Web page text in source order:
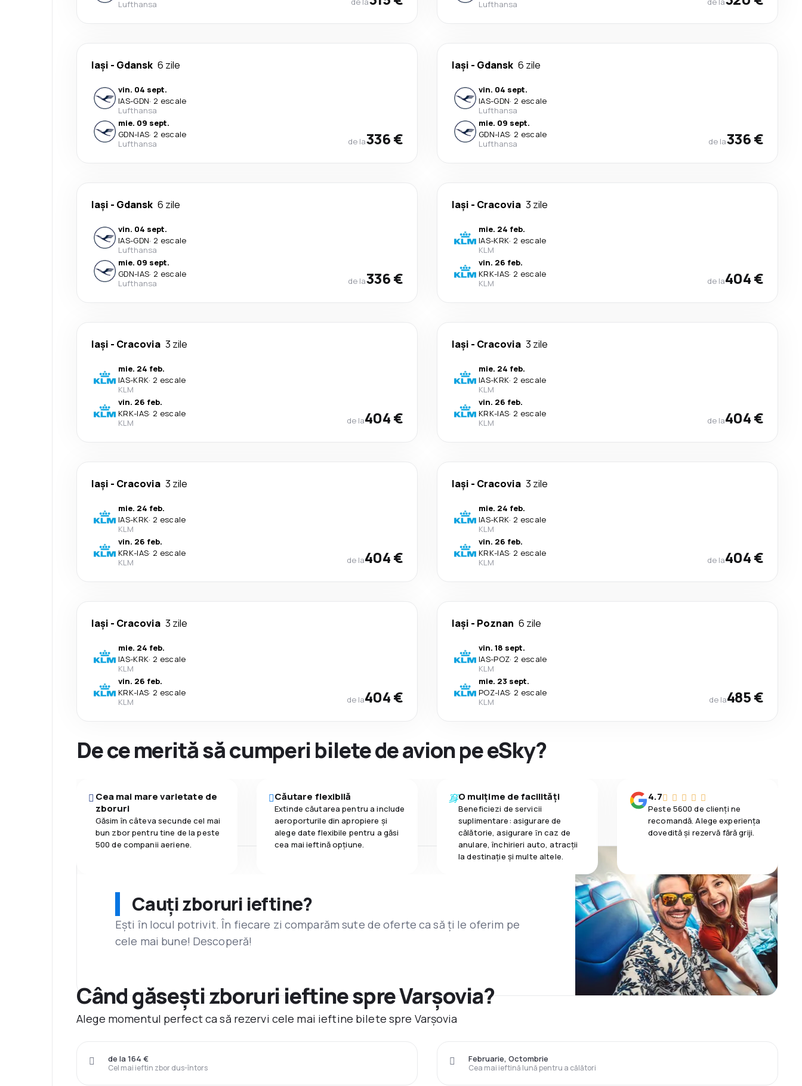
Lufthansa
Lufthansa
Iași - Gdansk 6 zile
vin. 04 sept.
IAS-GDN· 2 escale
Lufthansa
mie. 09 sept.
GDN-IAS· 2 escale
Lufthansa
de la336 €
Iași - Gdansk 6 zile
vin. 04 sept.
IAS-GDN· 2 escale
Lufthansa
mie. 09 sept.
GDN-IAS· 2 escale
Lufthansa
de la336 €
Iași - Gdansk 6 zile
vin. 04 sept.
IAS-GDN· 2 escale
Lufthansa
mie. 09 sept.
GDN-IAS· 2 escale
Lufthansa
de la336 €
Iași - Cracovia 3 zile
mie. 24 feb.
IAS-KRK· 2 escale
KLM
vin. 26 feb.
KRK-IAS· 2 escale
KLM
de la404 €
Iași - Cracovia 3 zile
mie. 24 feb.
IAS-KRK· 2 escale
KLM
vin. 26 feb.
KRK-IAS· 2 escale
KLM
de la404 €
Iași - Cracovia 3 zile
mie. 24 feb.
IAS-KRK· 2 escale
KLM
vin. 26 feb.
KRK-IAS· 2 escale
KLM
de la404 €
Iași - Cracovia 3 zile
mie. 24 feb.
IAS-KRK· 2 escale
KLM
vin. 26 feb.
KRK-IAS· 2 escale
KLM
de la404 €
Iași - Cracovia 3 zile
mie. 24 feb.
IAS-KRK· 2 escale
KLM
vin. 26 feb.
KRK-IAS· 2 escale
KLM
de la404 €
Iași - Cracovia 3 zile
mie. 24 feb.
IAS-KRK· 2 escale
KLM
vin. 26 feb.
KRK-IAS· 2 escale
KLM
de la404 €
Iași - Poznan 6 zile
vin. 18 sept.
IAS-POZ· 2 escale
KLM
mie. 23 sept.
POZ-IAS· 2 escale
KLM
de la485 €
De ce merită să cumperi bilete de avion pe eSky?
Cea mai mare varietate de
zboruri
Găsim în câteva secunde cel mai
bun zbor pentru tine de la peste
500 de companii aeriene.
Căutare flexibilă
Extinde căutarea pentru a include
aeroporturile din apropiere și
alege date flexibile pentru a găsi
cea mai ieftină opțiune.
O mulțime de facilități
Beneficiezi de servicii
suplimentare: asigurare de
călătorie, asigurare ȋn caz de
anulare, închirieri auto, atracții
la destinaţie și multe altele.
4.7
Peste 5600 de clienți ne
recomandă. Alege experiența
dovedită și rezervă fără griji.
Cauți zboruri ieftine?
Ești în locul potrivit. În fiecare zi comparăm sute de oferte ca să ți le oferim pe
cele mai bune! Descoperă!
Când găsești zboruri ieftine spre Varşovia?
Alege momentul perfect ca să rezervi cele mai ieftine bilete spre Varşovia
Cel mai ieftin zbor dus-întors
de la 164 €
Cea mai ieftină lună pentru a călători
Februarie, Octombrie